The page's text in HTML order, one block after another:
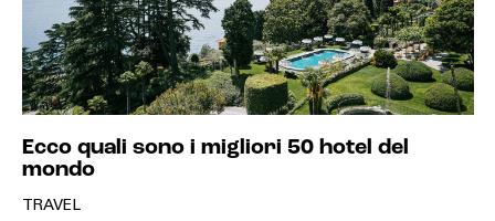
Ecco quali sono i migliori 50 hotel del
mondo
TRAVEL